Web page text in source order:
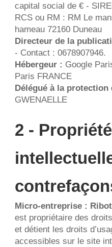
capital social de € -
RCS ou RM : RM Le
hameau 72160 Duneau
Directeur de la
- Contact : 0678907946.
Hébergeur : Google
Paris FRANCE
Délégué à la protection
GWENAELLE
2 - Propriété
Micro-entreprise :
est propriétaire des
et détient les droits
accessibles sur le site